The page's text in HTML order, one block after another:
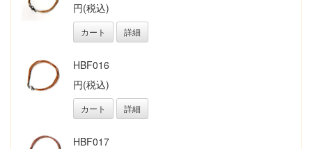
円(税込)
カート 詳細
HBF016
円(税込)
カート 詳細
HBF017